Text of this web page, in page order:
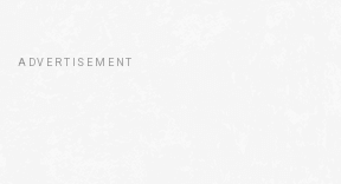
ADVERTISEMENT